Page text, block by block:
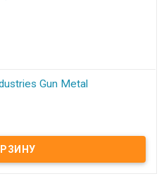
Gun Metal